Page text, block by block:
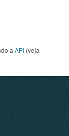
a API (veja